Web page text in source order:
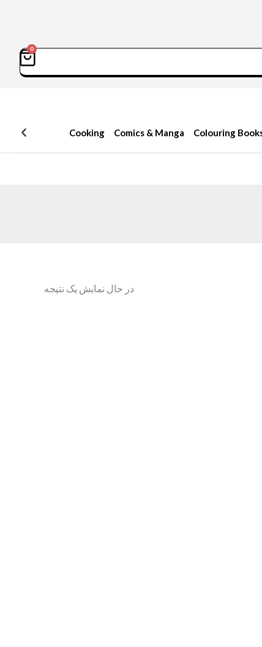
0
سبد
خرید
Colouring
Comics & Manga
Cooking
در حال نمایش یک نتیجه